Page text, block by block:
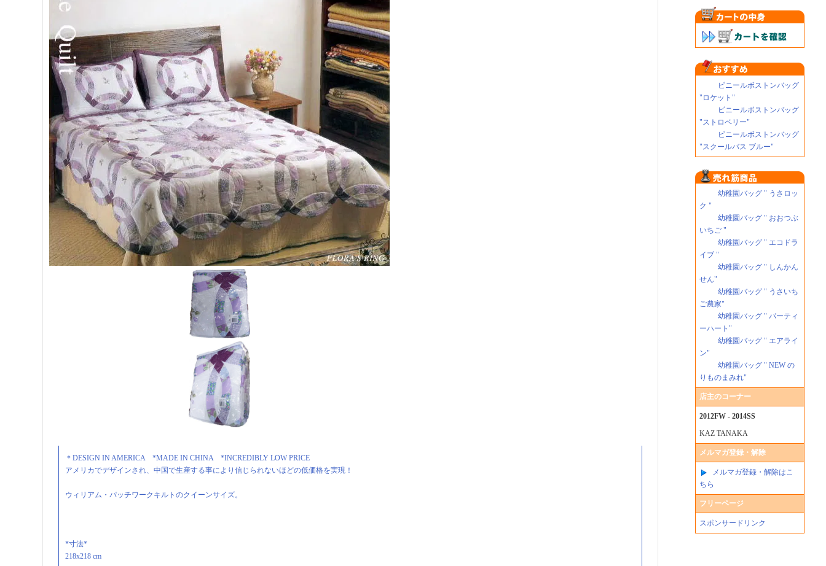
＊DESIGN IN AMERICA *MADE IN CHINA *INCREDIBLY LOW PRICE
アメリカでデザインされ、中国で生産する事により信じられないほどの低価格を実現！
ウィリアム・パッチワークキルトのクイーンサイズ。
*寸法*
218x218 cm
ビニールボストンバッグ
"ロケット"
ビニールボストンバッグ
"ストロベリー"
ビニールボストンバッグ
"スクールバス ブルー"
幼稚園バッグ " うさロッ
ク "
幼稚園バッグ " おおつぶ
いちご "
幼稚園バッグ " エコドラ
イブ "
幼稚園バッグ " しんかん
せん"
幼稚園バッグ " うさいち
ご農家"
幼稚園バッグ " パーティ
ーハート"
幼稚園バッグ " エアライ
ン"
幼稚園バッグ " NEW の
りものまみれ"
店主のコーナー
2012FW - 2014SS
KAZ TANAKA
メルマガ登録・解除
メルマガ登録・解除はこ
ちら
フリーページ
スポンサードリンク